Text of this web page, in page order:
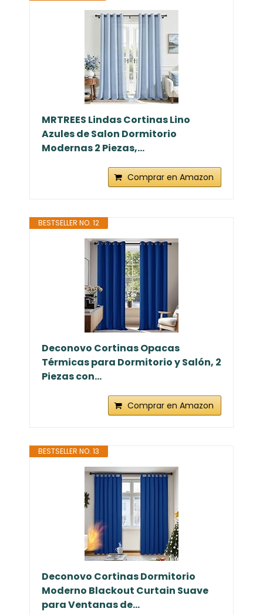
MRTREES Lindas Cortinas Lino
Azules de Salon Dormitorio
Modernas 2 Piezas,...
Comprar en Amazon
BESTSELLER NO. 12
Deconovo Cortinas Opacas
Térmicas para Dormitorio y Salón, 2
Piezas con...
Comprar en Amazon
BESTSELLER NO. 13
Deconovo Cortinas Dormitorio
Moderno Blackout Curtain Suave
para Ventanas de...